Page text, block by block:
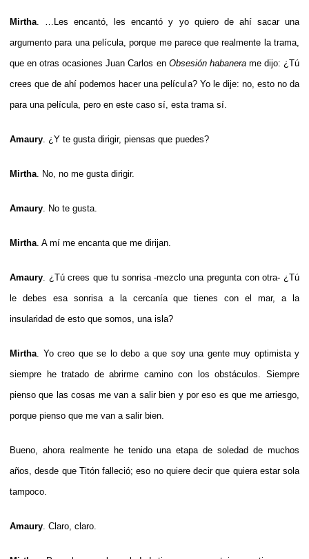
Mirtha . …Les encantó, les encantó y yo quiero de ahí sacar una
argumento para una película, porque me parece que realmente la trama,
que en otras ocasiones Juan Carlos enObsesión habanerame dijo: ¿Tú
crees que de ahí podemos hacer una película? Yo le dije: no, esto no da
para una película, pero en este caso sí, esta trama sí.
Amaury . ¿Y te gusta dirigir, piensas que puedes?
Mirtha . No, no me gusta dirigir.
Amaury . No te gusta.
Mirtha . A mí me encanta que me dirijan.
Amaury . ¿Tú crees que tu sonrisa -mezclo una pregunta con otra- ¿Tú
le debes esa sonrisa a la cercanía que tienes con el mar, a la
insularidad de esto que somos, una isla?
Mirtha . Yo creo que se lo debo a que soy una gente muy optimista y
siempre he tratado de abrirme camino con los obstáculos. Siempre
pienso que las cosas me van a salir bien y por eso es que me arriesgo,
porque pienso que me van a salir bien.
Bueno, ahora realmente he tenido una etapa de soledad de muchos
años, desde que Titón falleció; eso no quiere decir que quiera estar sola
tampoco.
Amaury . Claro, claro.